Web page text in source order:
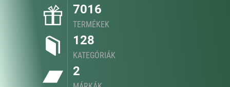
7016
TERMÉKEK
128
KATEGÓRIÁK
2